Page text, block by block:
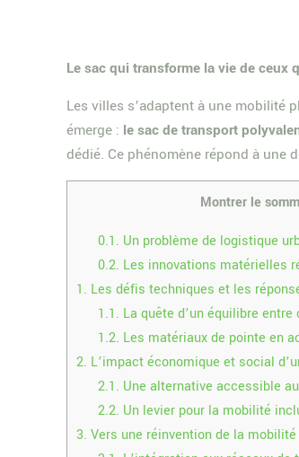
Le sac qui transforme la vie de
Les villes s’adaptent à une mobilité
émerge : le sac de transport
dédié. Ce phénomène répond à une
Montrer le
0.1. Un problème de logistique
0.2. Les innovations matérielles
1. Les défis techniques et les
1.1. La quête d’un équilibre
1.2. Les matériaux de pointe en
2. L’impact économique et social
2.1. Une alternative accessible
2.2. Un levier pour la mobilité
3. Vers une réinvention de la mobilité